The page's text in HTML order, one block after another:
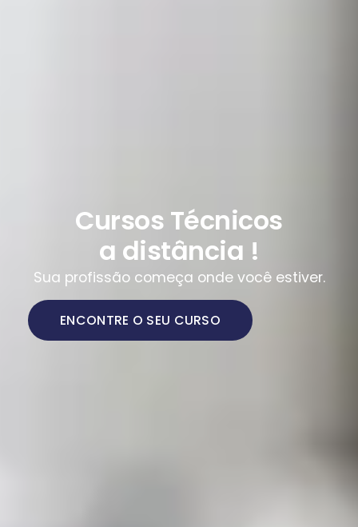
Cursos Técnicos
a distância !
Sua profissão começa onde você estiver.
ENCONTRE O SEU CURSO